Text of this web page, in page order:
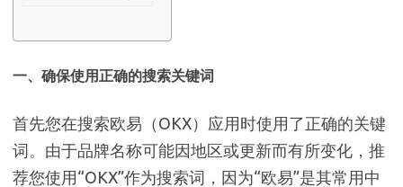
一、确保使用正确的搜索关键词
首先您在搜索欧易（OKX）应用时使用了正确的关键
词。由于品牌名称可能因地区或更新而有所变化，推
荐您使用“OKX”作为搜索词，因为“欧易”是其常用中